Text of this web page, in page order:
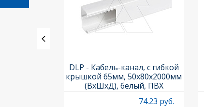
DLP - Кабель-канал, с гибкой
крышкой 65мм, 50x80х2000мм
(ВхШхД), белый, ПВХ
74.23 руб.